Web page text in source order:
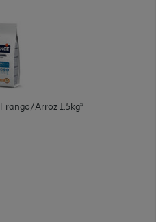
arroz 1.5kg*